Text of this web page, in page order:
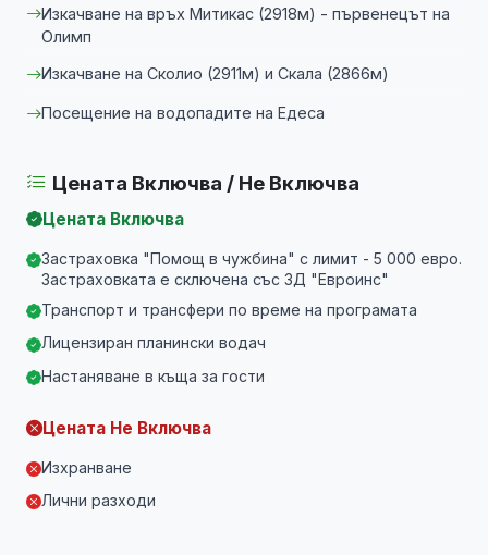
Изкачване на връх Митикас (2918м) - първенецът на
Олимп
Изкачване на Сколио (2911м) и Скала (2866м)
Посещение на водопадите на Едеса
Цената Включва / Не Включва
Цената Включва
Застраховка "Помощ в чужбина" с лимит - 5 000 евро.
Застраховката е сключена със ЗД "Евроинс"
Транспорт и трансфери по време на програмата
Лицензиран планински водач
Настаняване в къща за гости
Цената Не Включва
Изхранване
Лични разходи